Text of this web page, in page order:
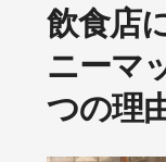
飲食店
ニーマ
つの理